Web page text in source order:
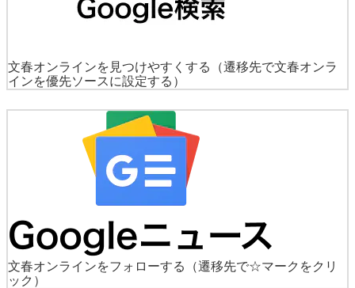
文春オンラインを見つけやすくする
（遷移先で文春オンラ
インを優先ソースに設定する）
文春オンラインをフォローする
（遷移先で☆マークをクリ
ック）